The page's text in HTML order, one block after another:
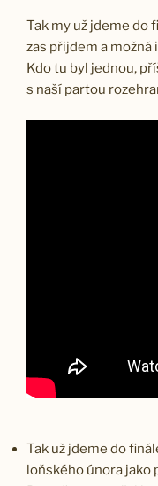
Tak my už jdeme do
zas přijdem a možná
Kdo tu byl jednou,
s naší partou
Tak už jdeme do
loňského února jako